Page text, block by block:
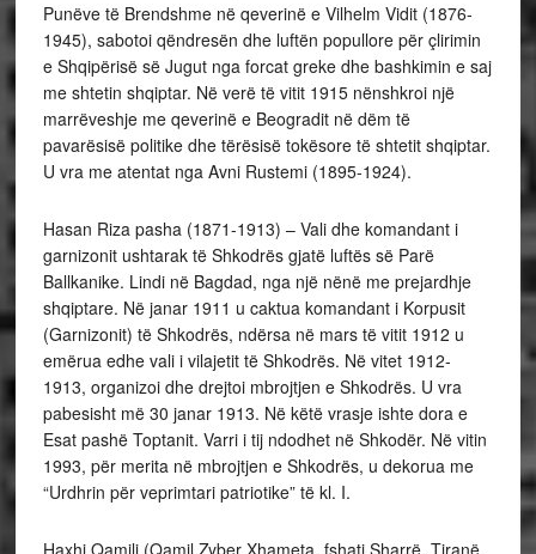
Punëve të Brendshme në qeverinë e Vilhelm Vidit (1876-
1945), sabotoi qëndresën dhe luftën popullore për çlirimin
e Shqipërisë së Jugut nga forcat greke dhe bashkimin e saj
me shtetin shqiptar. Në verë të vitit 1915 nënshkroi një
marrëveshje me qeverinë e Beogradit në dëm të
pavarësisë politike dhe tërësisë tokësore të shtetit shqiptar.
U vra me atentat nga Avni Rustemi (1895-1924).
Hasan Riza pasha (1871-1913) – Vali dhe komandant i
garnizonit ushtarak të Shkodrës gjatë luftës së Parë
Ballkanike. Lindi në Bagdad, nga një nënë me prejardhje
shqiptare. Në janar 1911 u caktua komandant i Korpusit
(Garnizonit) të Shkodrës, ndërsa në mars të vitit 1912 u
emërua edhe vali i vilajetit të Shkodrës. Në vitet 1912-
1913, organizoi dhe drejtoi mbrojtjen e Shkodrës. U vra
pabesisht më 30 janar 1913. Në këtë vrasje ishte dora e
Esat pashë Toptanit. Varri i tij ndodhet në Shkodër. Në vitin
1993, për merita në mbrojtjen e Shkodrës, u dekorua me
“Urdhrin për veprimtari patriotike” të kl. I.
Haxhi Qamili (Qamil Zyber Xhameta, fshati Sharrë, Tiranë,